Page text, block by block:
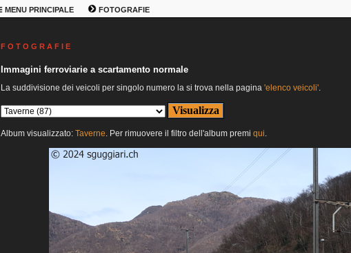
MENU PRINCIPALE FOTOGRAFIE
F O T O G R A F I E
Immagini ferroviarie a scartamento normale
La suddivisione dei veicoli per singolo numero la si trova nella pagina 'elenco veicoli'.
Album visualizzato: Taverne. Per rimuovere il filtro dell'album premi qui.